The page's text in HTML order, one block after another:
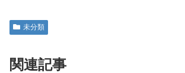
未分類
関連記事